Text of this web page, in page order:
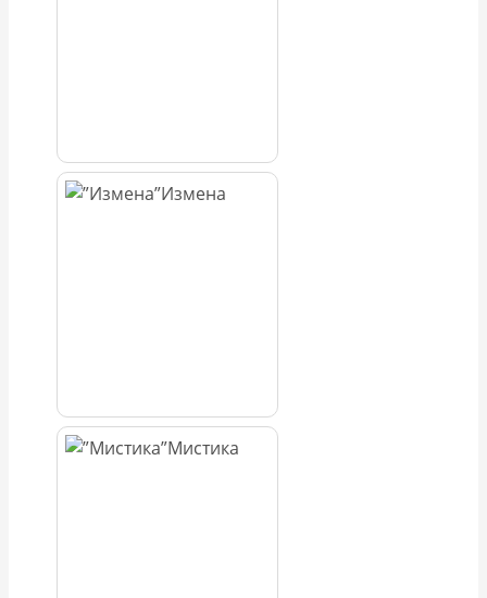
Измена
Мистика